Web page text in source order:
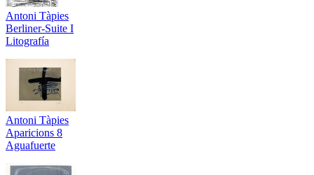
Antoni Tàpies
Berliner-Suite I
Litografía
Antoni Tàpies
Aparicions 8
Aguafuerte